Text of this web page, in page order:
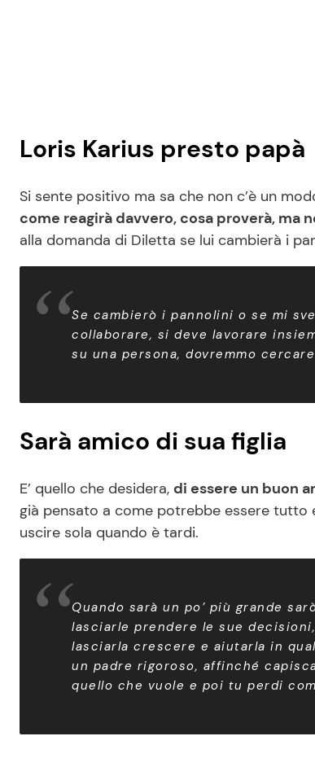
Loris Karius presto papà
Si sente positivo ma sa che non c’è un
come reagirà davvero, cosa proverà, ma
alla domanda di Diletta se lui cambierà i
Se cambierò i pannolini o se mi
collaborare, si deve lavorare
su una persona, dovremmo
Sarà amico di sua figlia
E’ quello che desidera, di essere un buon
già pensato a come potrebbe essere tutto
uscire sola quando è tardi.
Quando sarà un po’ più grande
lasciarle prendere le sue
lasciarla crescere e aiutarla in
un padre rigoroso, affinché
quello che vuole e poi tu perdi